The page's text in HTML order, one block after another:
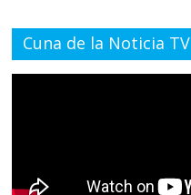
Cuna de la Noticia TV